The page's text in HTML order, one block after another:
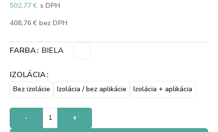
502,77€ s DPH
408,76€ bez DPH
FARBA BIELA
IZOLÁCIA
Bez izolácie Izolácia / bez aplikácie Izolácia + aplikácia
- +